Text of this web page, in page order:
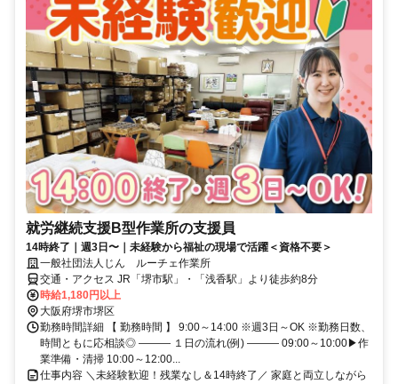
就労継続支援B型作業所の支援員
14時終了｜週3⽇〜｜未経験から福祉の現場で活躍＜資格不要＞
一般社団法人じん ルーチェ作業所
交通・アクセス JR「堺市駅」・「浅香駅」より徒歩約8分
時給1,180円以上
大阪府堺市堺区
勤務時間詳細 【 勤務時間 】 9:00～14:00 ※週3日～OK ※勤務日数、
時間ともに応相談◎ ――― １日の流れ(例) ――― 09:00～10:00▶作
業準備・清掃 10:00～12:00...
仕事内容 ＼未経験歓迎！残業なし＆14時終了／ 家庭と両⽴しながら